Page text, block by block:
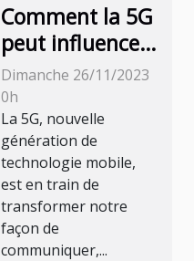
Comment la 5G
peut influencer
la prise de
décision d'un
directeur
général ?
Dimanche 26/11/2023
0h
La 5G, nouvelle
génération de
technologie mobile,
est en train de
transformer notre
façon de
communiquer,...